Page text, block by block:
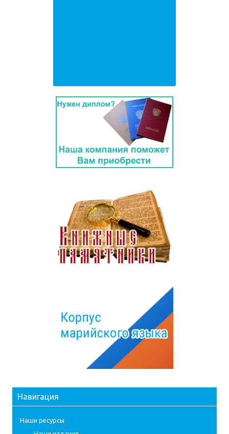
Навигация
Наши ресурсы